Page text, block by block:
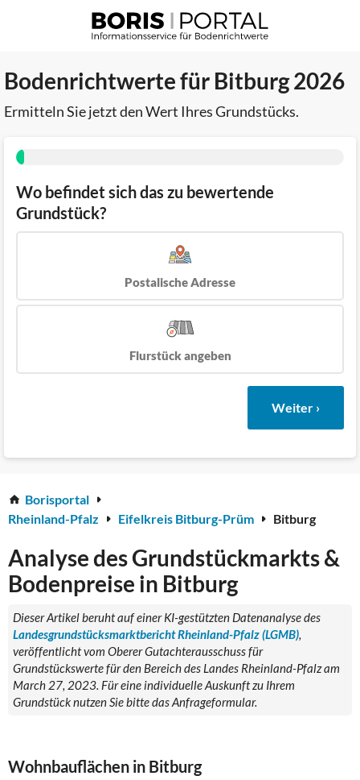
Bodenrichtwerte für Bitburg 2026
Ermitteln Sie jetzt den Wert Ihres Grundstücks.
Wo befindet sich das zu bewertende
Grundstück?
Postalische Adresse
Flurstück angeben
Weiter ›
Borisportal
Rheinland-Pfalz
Eifelkreis Bitburg-Prüm Bitburg
Analyse des Grundstückmarkts &
Bodenpreise in Bitburg
Dieser Artikel beruht auf einer KI-gestützten Datenanalyse des
Landesgrundstücksmarktbericht Rheinland-Pfalz (LGMB),
veröffentlicht vom Oberer Gutachterausschuss für
Grundstückswerte für den Bereich des Landes Rheinland-Pfalz am
March 27, 2023. Für eine individuelle Auskunft zu Ihrem
Grundstück nutzen Sie bitte das Anfrageformular.
Wohnbauflächen in Bitburg